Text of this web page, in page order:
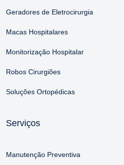
Geradores de Eletrocirurgia
Macas Hospitalares
Monitorização Hospitalar
Robos Cirurgiões
Soluções Ortopédicas
Serviços
Manutenção Preventiva